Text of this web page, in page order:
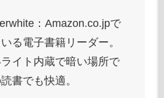
：Amazon.co.jpで
る電子書籍リーダー。
イト内蔵で暗い場所で
書でも快適。